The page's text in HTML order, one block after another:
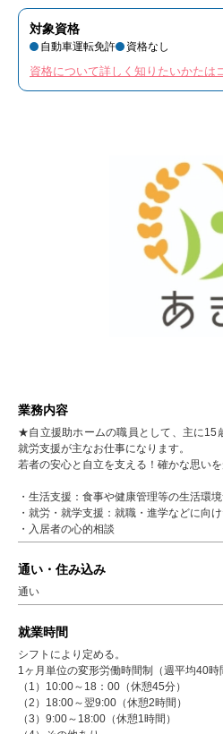
対象資格
自動車運転免許 資格なし
資格について詳しく知りたいかたは
業務内容
★自立援助ホームの職員として、主に15
就労支援が主なお仕事になります。
若者の安心と自立を支える！確かな思いを
・生活支援：食事や健康管理等の生活環
・就労・就学支援：就職・進学などに向
・入居者の心的相談
通い・住み込み
通い
就業時間
シフトにより定める。
1ヶ月単位の変形労働時間制（週平均40
（1）10:00～18：00（休憩45分）
（2）18:00～翌9:00（休憩2時間）
（3）9:00～18:00（休憩1時間）